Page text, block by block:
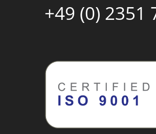
+49 (0) 2351